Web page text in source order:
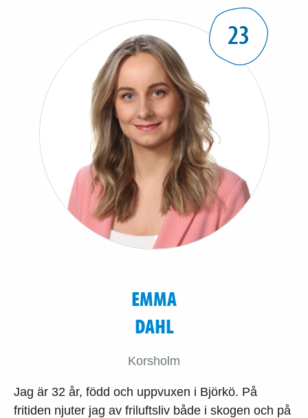
23
EMMA
DAHL
Korsholm
Jag är 32 år, född och uppvuxen i Björkö. På
fritiden njuter jag av friluftsliv både i skogen och på